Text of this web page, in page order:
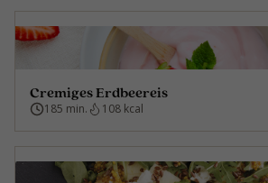
Cremiges Erdbeereis
185 min. 108 kcal